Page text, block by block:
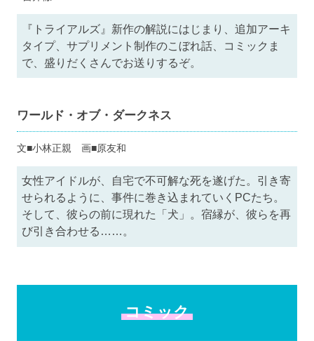
『トライアルズ』新作の解説にはじまり、追加アーキ
タイプ、サプリメント制作のこぼれ話、コミックま
で、盛りだくさんでお送りするぞ。
ワールド・オブ・ダークネス
文■小林正親 画■原友和
女性アイドルが、自宅で不可解な死を遂げた。引き寄
せられるように、事件に巻き込まれていくPCたち。
そして、彼らの前に現れた「犬」。宿縁が、彼らを再
び引き合わせる……。
コミック